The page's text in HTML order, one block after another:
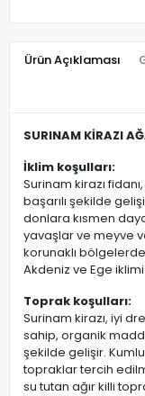
Ürün Açıklaması
SURINAM KİRAZI
İklim koşulları:
Surinam kirazı
başarılı şekilde
donlara kısmen
yavaşlar ve meyve
korunaklı
Akdeniz ve Ege
Toprak koşulları:
Surinam kirazı, iyi
sahip, organik
şekilde gelişir.
topraklar tercih
su tutan ağır killi